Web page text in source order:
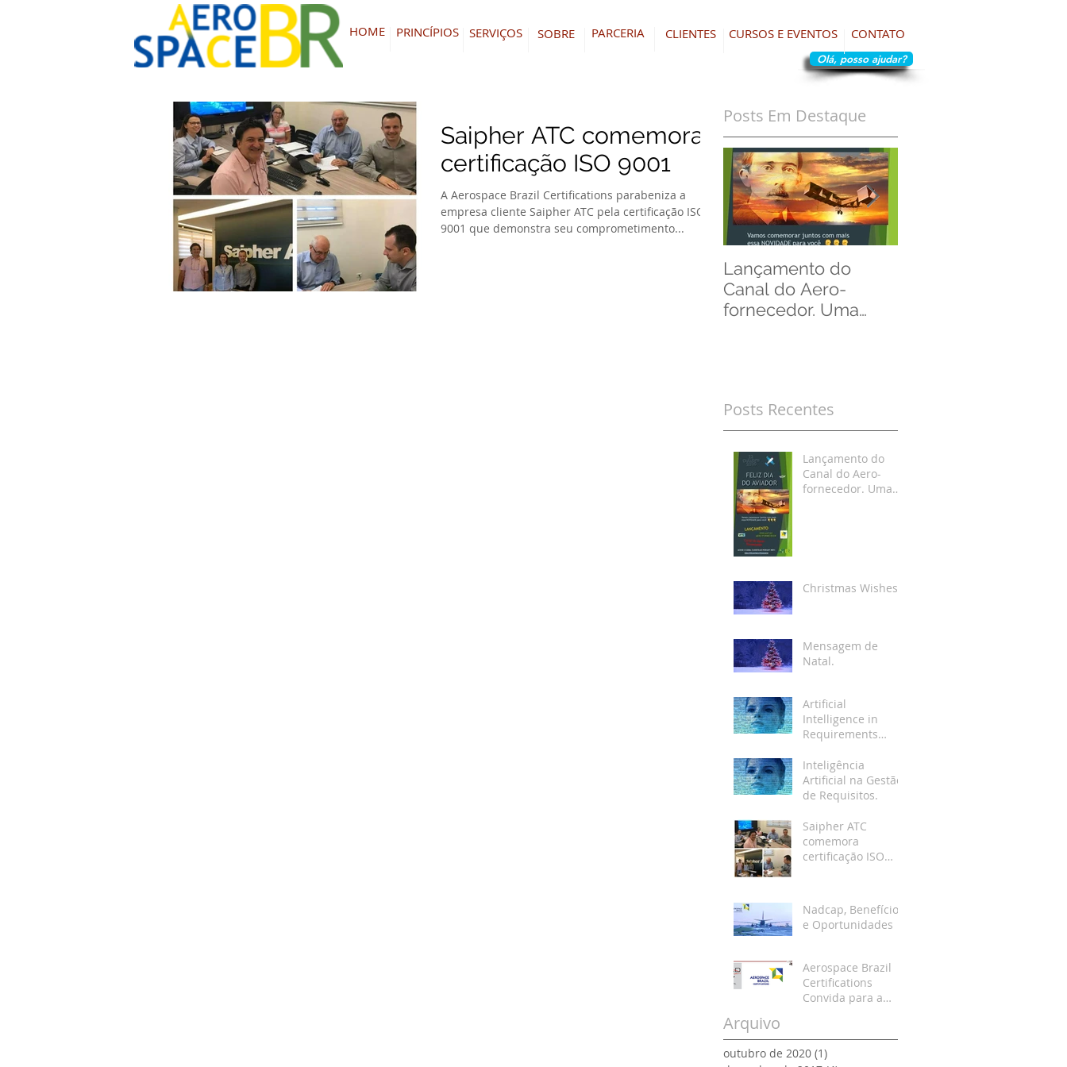
Olá, posso ajudar?
SERVIÇOS
PRINCÍPIOS
HOME PARCERIA
SOBRE CLIENTES CURSOS E EVENTOS CONTATO
Saipher ATC comemora
certificação ISO 9001
A Aerospace Brazil Certifications parabeniza a
empresa cliente Saipher ATC pela certificação ISO
9001 que demonstra seu comprometimento...
Posts Em Destaque
Lançamento do
Canal do Aero-
fornecedor. Uma
Posts Recentes
Lançamento do
Canal do Aero-
fornecedor. Uma
Christmas Wishes.
Mensagem de
Natal.
Artificial
Intelligence in
Requirements
Inteligência
Artificial na Gestão
de Requisitos.
Saipher ATC
comemora
certificação ISO
Nadcap, Benefícios
e Oportunidades
Aerospace Brazil
Certifications
Convida para a
Arquivo
outubro de 2020 (1)